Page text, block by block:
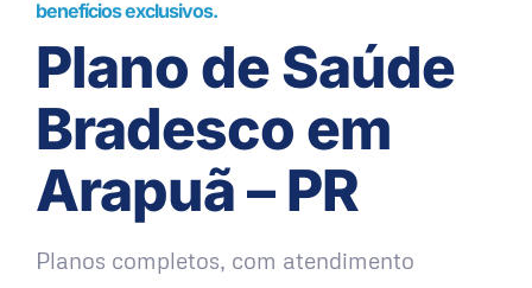
benefícios exclusivos.
Plano de Saúde
Bradesco em
Arapuã – PR
Planos completos, com atendimento